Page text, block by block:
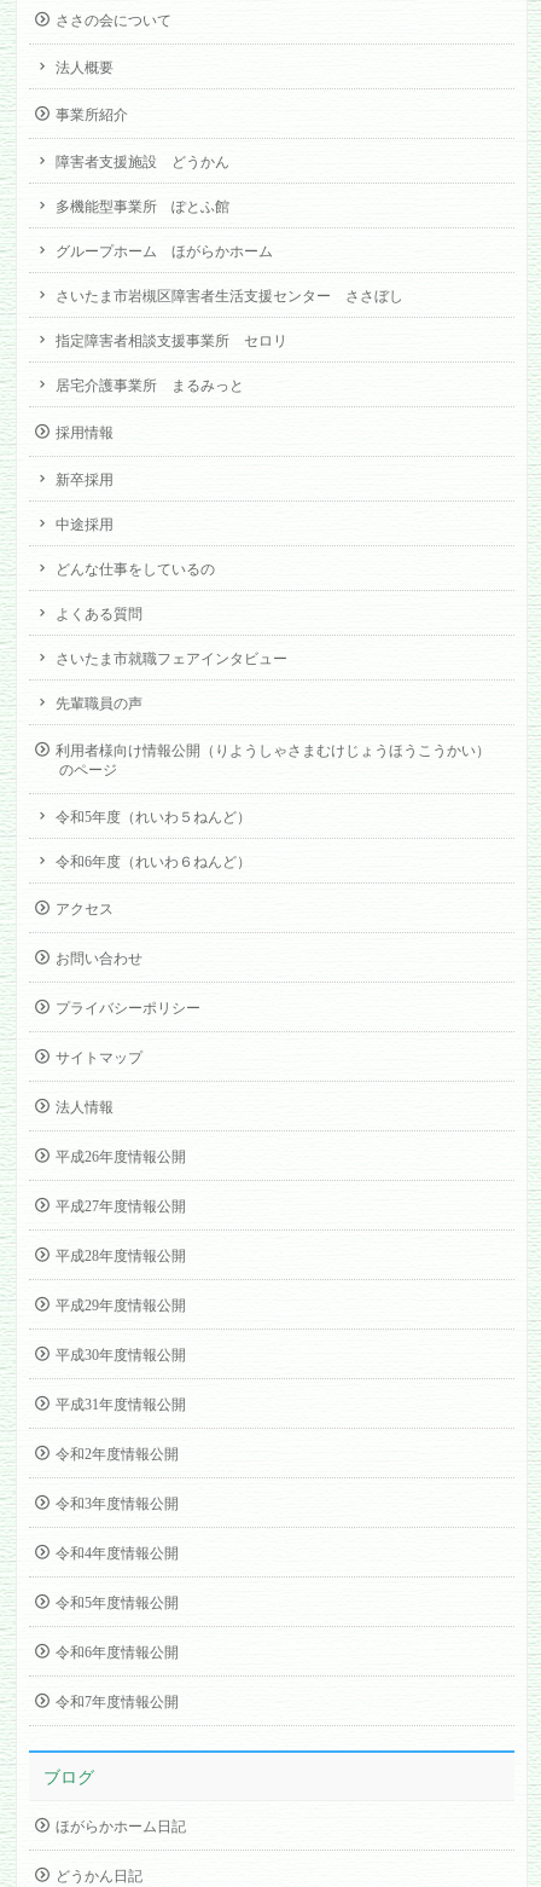
ささの会について
法人概要
事業所紹介
障害者支援施設 どうかん
多機能型事業所 ぽとふ館
グループホーム ほがらかホーム
さいたま市岩槻区障害者生活支援センター ささぼし
指定障害者相談支援事業所 セロリ
居宅介護事業所 まるみっと
採用情報
新卒採用
中途採用
どんな仕事をしているの
よくある質問
さいたま市就職フェアインタビュー
先輩職員の声
利用者様向け情報公開（りようしゃさまむけじょうほうこうかい）
のページ
令和5年度（れいわ５ねんど）
令和6年度（れいわ６ねんど）
アクセス
お問い合わせ
プライバシーポリシー
サイトマップ
法人情報
平成26年度情報公開
平成27年度情報公開
平成28年度情報公開
平成29年度情報公開
平成30年度情報公開
平成31年度情報公開
令和2年度情報公開
令和3年度情報公開
令和4年度情報公開
令和5年度情報公開
令和6年度情報公開
令和7年度情報公開
ブログ
ほがらかホーム日記
どうかん日記